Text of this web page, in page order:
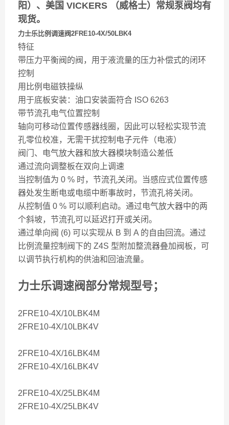
阳）、美国 VICKERS （威格士）常规泵阀均有
现货。
力士乐比例调速阀2FRE10-4X/50LBK4
特征
带压力平衡阀的阀，用于液流量的压力补偿式的闭环
控制
用比例电磁铁操纵
用于底板安装：油口安装面符合 ISO 6263
带节流孔电气位置控制
轴向可移动位置传感器线圈，因此可以轻松实现节流
孔零位校准，无需干扰控制电子元件（电液）
阀门、电气放大器和放大器模块制造公差低
通过流向调整板在双向上调速
当控制值为 0 % 时，节流孔关闭。当感应式位置传感
器处发生断电或电缆中断事故时，节流孔将关闭。
从控制值 0 % 可以顺利启动。通过电气放大器中的两
个斜坡，节流孔可以延迟打开或关闭。
通过单向阀 (6) 可以实现从 B 到 A 的自由回流。通过
比例流量控制阀下的 Z4S 型附加整流器叠加阀板，可
以调节执行机构的供油和回油流量。
力士乐调速阀部分常规型号；
2FRE10-4X/10LBK4M
2FRE10-4X/10LBK4V
2FRE10-4X/16LBK4M
2FRE10-4X/16LBK4V
2FRE10-4X/25LBK4M
2FRE10-4X/25LBK4V